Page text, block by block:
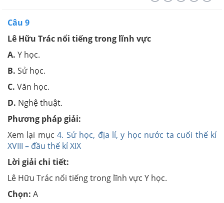
Câu 9
Lê Hữu Trác nổi tiếng trong lĩnh vực
A. Y học.
B. Sử học.
C. Văn học.
D. Nghệ thuật.
Phương pháp giải:
Xem lại mục4. Sử học, địa lí, y học nước ta cuối thế kỉ
XVIII – đầu thế kỉ XIX
Lời giải chi tiết:
Lê Hữu Trác nổi tiếng trong lĩnh vực Y học.
Chọn: A